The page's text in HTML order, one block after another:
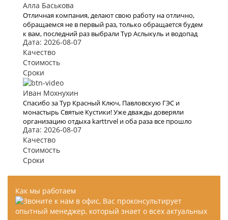
Алла Баськова
Отличная компания, делают свою работу на отлично,
обращаемся не в первый раз, только обращается будем
к вам, последний раз выбрали Тур Аслыкуль и водопад
Шарлама
Дата: 2026-08-07
Качество
Стоимость
Сроки
Иван Мохнухин
Спасибо за Тур Красный Ключ, Павловскую ГЭС и
монастырь Святые Кустики! Уже дважды доверяли
организацию отдыха karttrvel и оба раза все прошло
отлично! Путешествие было с маленьким ребёнком
поэтому к выбору тура подходили особенно трепетно.
Большое спасибо за помощь во всех организационных
вопросах, быстрое оформление виз и такое
внимательное отношение!
Дата: 2026-08-07
Качество
Стоимость
Сроки
Как мы работаем